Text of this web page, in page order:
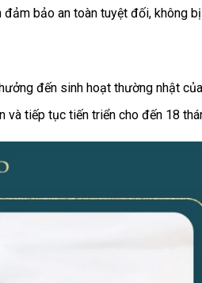
bảo an toàn tuyệt đối, không
đến sinh hoạt thường nhật
và tiếp tục tiến triển cho đến 18